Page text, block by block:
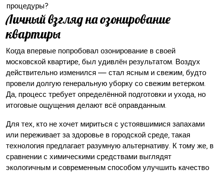
процедуры?
Личный взгляд на озонирование
квартиры
Когда впервые попробовал озонирование в своей
московской квартире, был удивлён результатом. Воздух
действительно изменился — стал ясным и свежим, будто
провели долгую генеральную уборку со свежим ветерком.
Да, процесс требует определённой подготовки и ухода, но
итоговые ощущения делают всё оправданным.
Для тех, кто не хочет мириться с устоявшимися запахами
или переживает за здоровье в городской среде, такая
технология предлагает разумную альтернативу. К тому же, в
сравнении с химическими средствами выглядят
экологичным и современным способом улучшить качество